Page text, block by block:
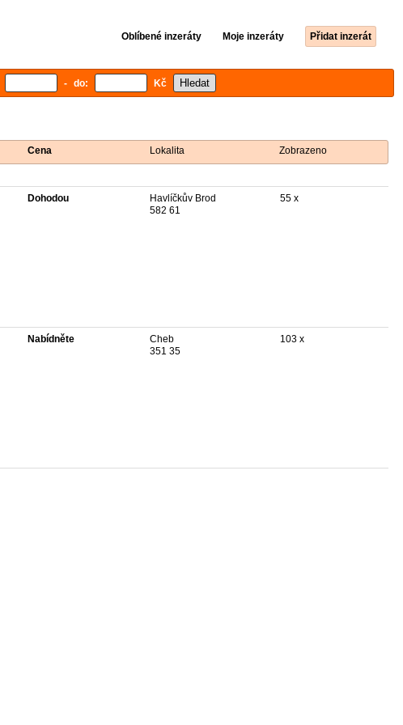
Oblíbené inzeráty Moje inzeráty Přidat inzerát
- do: Kč
Cena Lokalita Zobrazeno
Dohodou
Havlíčkův Brod
582 61
55 x
Nabídněte
Cheb
351 35
103 x